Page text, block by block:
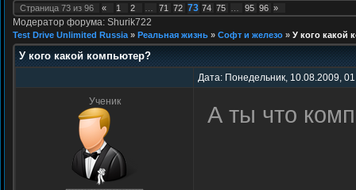
Страница 73 из 96 « 1 2 71 72 73 74 75 95 96 »
Модератор форума: Shurik722
Test Drive Unlimited Russia » Реальная жизнь » Софт и железо » У кого какой
У кого какой компьютер?
Дата: Понедельник, 10.08.2009,
Ученик А ты что